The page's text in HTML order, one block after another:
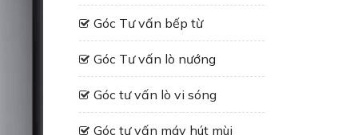
Góc Tư vấn bếp từ
Góc Tư vấn lò nướng
Góc tư vấn lò vi sóng
Góc tư vấn máy hút mùi